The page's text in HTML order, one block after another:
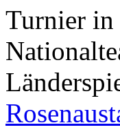
Turnier in